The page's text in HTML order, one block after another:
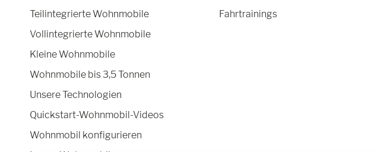
Teilintegrierte Wohnmobile
Vollintegrierte Wohnmobile
Kleine Wohnmobile
Wohnmobile bis 3,5 Tonnen
Unsere Technologien
Quickstart-Wohnmobil-Videos
Wohnmobil konfigurieren
Fahrtrainings